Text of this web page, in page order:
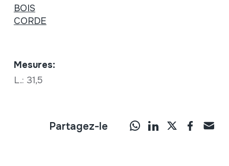
BOIS
CORDE
Mesures:
L.: 31,5
Partagez-le